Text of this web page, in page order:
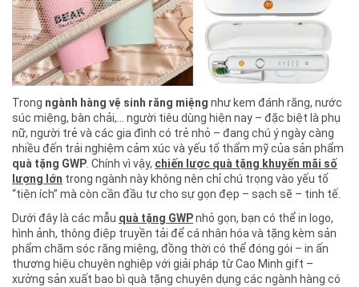
Trong ngành hàng vệ sinh răng miệng như kem đánh răng, nước
súc miệng, bàn chải,… người tiêu dùng hiện nay – đặc biệt là phụ
nữ, người trẻ và các gia đình có trẻ nhỏ – đang chú ý ngày càng
nhiều đến trải nghiệm cảm xúc và yếu tố thẩm mỹ của sản phẩm
quà tặng GWP . Chính vì vậy, chiến lược quà tặng khuyến mãi số
lượng lớn trong ngành này không nên chỉ chú trọng vào yếu tố
“tiện ích” mà còn cần đầu tư cho sự gọn đẹp – sạch sẽ – tinh tế.
Dưới đây là các mẫu quà tặng GWPnhỏ gọn, bạn có thể in logo,
hình ảnh, thông điệp truyền tải để cá nhân hóa và tặng kèm sản
phẩm chăm sóc răng miệng, đồng thời có thể đóng gói – in ấn
thương hiệu chuyên nghiệp với giải pháp từ Cao Minh gift –
xưởng sản xuất bao bì quà tặng chuyên dụng các ngành hàng có